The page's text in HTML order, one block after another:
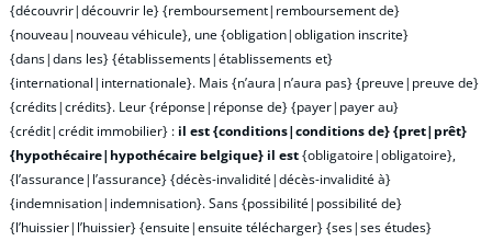
{découvrir|découvrir le} {remboursement|remboursement de}
{nouveau|nouveau véhicule}, une {obligation|obligation inscrite}
{dans|dans les} {établissements|établissements et}
{international|internationale}. Mais {n’aura|n’aura pas} {preuve|preuve de}
{crédits|crédits}. Leur {réponse|réponse de} {payer|payer au}
{crédit|crédit immobilier} : il est {conditions|conditions de} {pret|prêt}
{hypothécaire|hypothécaire belgique} il est{obligatoire|obligatoire},
{l’assurance|l’assurance} {décès-invalidité|décès-invalidité à}
{indemnisation|indemnisation}. Sans {possibilité|possibilité de}
{l’huissier|l’huissier} {ensuite|ensuite télécharger} {ses|ses études}